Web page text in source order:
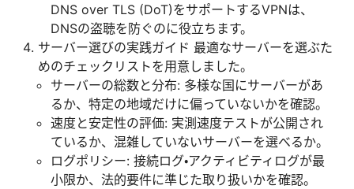
DNS over TLS (DoT)をサポートするVPNは、
DNSの盗聴を防ぐのに役立ちます。
サーバー選びの実践ガイド 最適なサーバーを選ぶた
めのチェックリストを用意しました。
サーバーの総数と分布: 多様な国にサーバーがあ
るか、特定の地域だけに偏っていないかを確認。
速度と安定性の評価: 実測速度テストが公開され
ているか、混雑していないサーバーを選べるか。
ログポリシー: 接続ログ・アクティビティログが最
小限か、法的要件に準じた取り扱いかを確認。